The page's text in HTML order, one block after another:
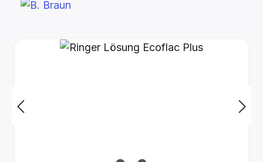
Bildergalerie überspringen